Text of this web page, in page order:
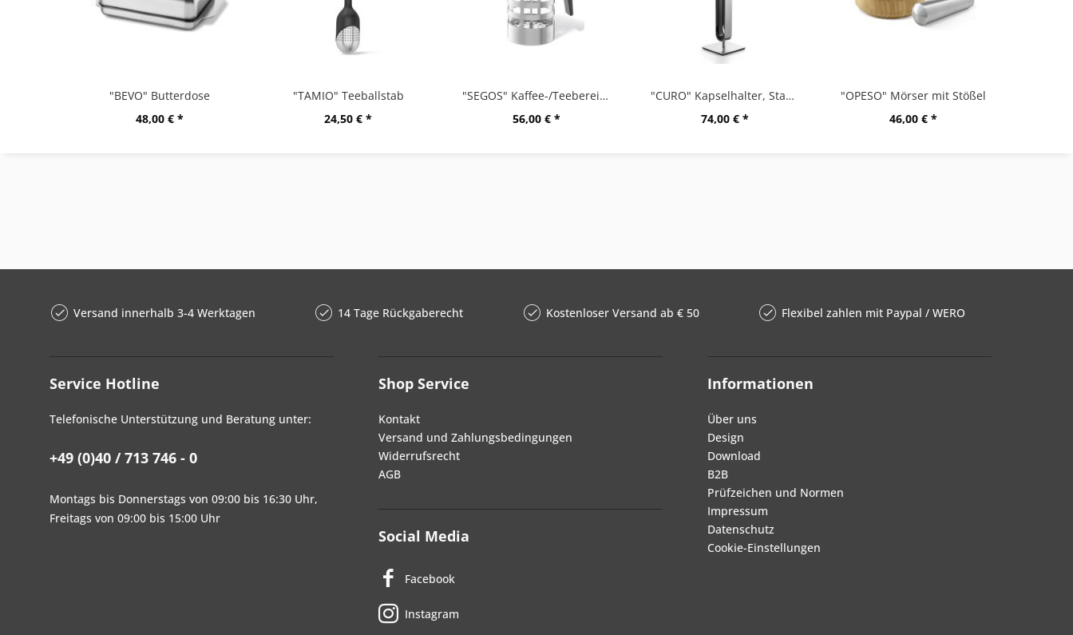
"BEVO" Butterdose
48,00 € *
"TAMIO" Teeballstab
24,50 € *
"SEGOS" Kaffee-/Teebereiter
56,00 € *
"CURO" Kapselhalter, Stand
74,00 € *
"OPESO" Mörser mit Stößel
46,00 € *
Versand innerhalb 3-4 Werktagen 14 Tage Rückgaberecht Kostenloser Versand ab € 50 Flexibel zahlen mit Paypal / WERO
Service Hotline
Telefonische Unterstützung und Beratung unter:
+49 (0)40 / 713 746 - 0
Montags bis Donnerstags von 09:00 bis 16:30 Uhr,
Freitags von 09:00 bis 15:00 Uhr
Shop Service
Kontakt
Versand und Zahlungsbedingungen
Widerrufsrecht
AGB
Social Media
Facebook
Instagram
Informationen
Über uns
Design
Download
B2B
Prüfzeichen und Normen
Impressum
Datenschutz
Cookie-Einstellungen